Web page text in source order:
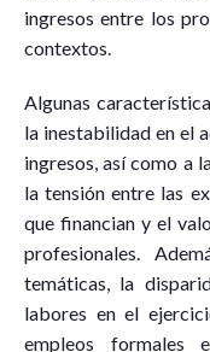
ingresos entre los
contextos.
Algunas
la inestabilidad en el
ingresos, así como a
la tensión entre las
que financian y el
profesionales.
temáticas, la
labores en el
empleos formales